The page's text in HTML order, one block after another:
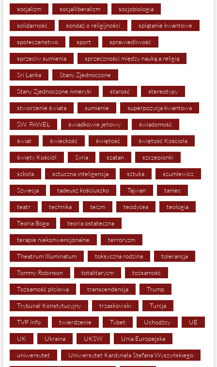
socjalizm socjalliberalizm socjobiologia
solidarność sondaż o religijności splątanie kwantowe
społeczeństwo sport sprawiedliwość
sprzeciw sumienia sprzeczności między nauką a religią
Sri Lanka Stany Zjednoczone
Stany Zjednoczone Ameryki starość stereotypy
stworzenie świata sumienie superpozycja kwantowa
ŚW. PAWEŁ świadkowie jehowy świadomość
świat świeckość świętość świętość Kościoła
święty Kościół Syria szatan szczepionki
szkoła sztuczna inteligencja sztuka szumlewicz
Szwecja tadeusz kościuszko Tajwan taniec
teatr technika teizm teodycea teologia
Teoria Boga teoria ostateczna
terapie niekonwencjonalne terroryzm
Theatrum Illuminatum toksyczna rodzina tolerancja
Tommy Robinson totalitaryzm tożsamość
Tożsamość płciowa transcendencja Trump
Trybunał Konstytucyjny trzaskowski Turcja
TVP Info twierdzenie Tybet Uchodźcy UE
UK Ukraina UKSW Unia Europejska
uniwersytet Uniwersytet Kardynała Stefana Wyszyńskiego